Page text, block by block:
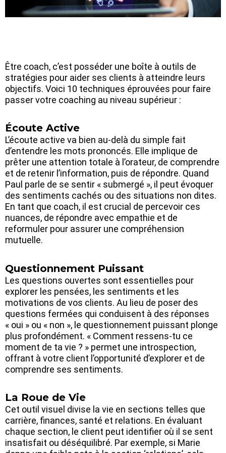
Être coach, c’est posséder une boîte à outils de
stratégies pour aider ses clients à atteindre leurs
objectifs. Voici 10 techniques éprouvées pour faire
passer votre coaching au niveau supérieur :
Écoute Active
L’écoute active va bien au-delà du simple fait
d’entendre les mots prononcés. Elle implique de
prêter une attention totale à l’orateur, de comprendre
et de retenir l’information, puis de répondre. Quand
Paul parle de se sentir « submergé », il peut évoquer
des sentiments cachés ou des situations non dites.
En tant que coach, il est crucial de percevoir ces
nuances, de répondre avec empathie et de
reformuler pour assurer une compréhension
mutuelle.
Questionnement Puissant
Les questions ouvertes sont essentielles pour
explorer les pensées, les sentiments et les
motivations de vos clients. Au lieu de poser des
questions fermées qui conduisent à des réponses
« oui » ou « non », le questionnement puissant plonge
plus profondément. « Comment ressens-tu ce
moment de ta vie ? » permet une introspection,
offrant à votre client l’opportunité d’explorer et de
comprendre ses sentiments.
La Roue de Vie
Cet outil visuel divise la vie en sections telles que
carrière, finances, santé et relations. En évaluant
chaque section, le client peut identifier où il se sent
insatisfait ou déséquilibré. Par exemple, si Marie